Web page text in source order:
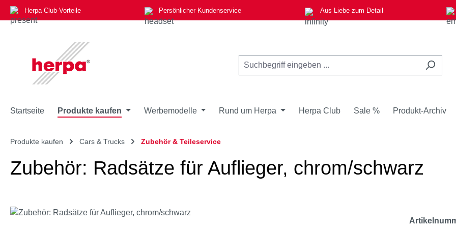
Hauptinhalt springen
Zur Suche springen
Zur Hauptnavigation springen
Herpa Club-Vorteile Persönlicher Kundenservice Aus Liebe zum Detail
Startseite Produkte kaufen Werbemodelle Rund um Herpa Herpa Club Sale % Produkt-Archiv
Produkte kaufen Cars & Trucks Zubehör & Teileservice
Zubehör: Radsätze für Auflieger, chrom/schwarz
Bildergalerie überspringen